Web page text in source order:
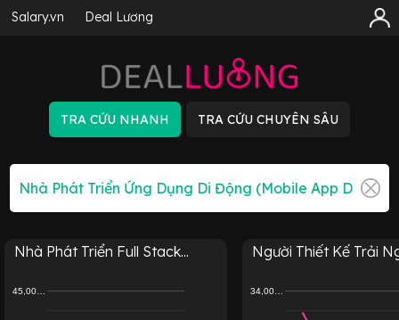
Salary.vn Deal Lương
Nhà Phát Triển Full Stack...
45,00…
Người Thiết Kế Trải
34,00…